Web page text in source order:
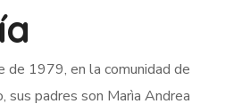
de 1979, en la comunidad de
sus padres son Marìa Andrea